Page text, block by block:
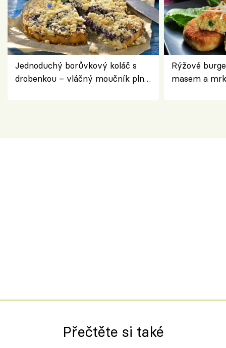
Jednoduchý borůvkový koláč s
drobenkou – vláčný moučník plný
Rýžové
masem a
Přečtěte si také